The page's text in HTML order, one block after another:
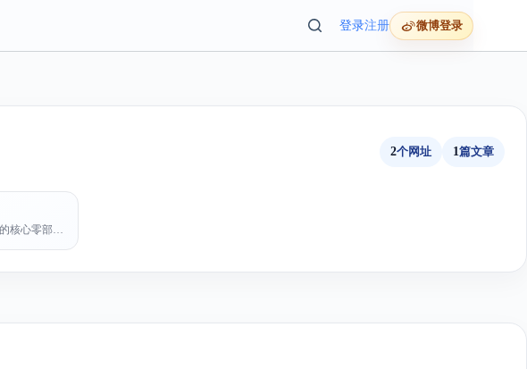
登录注册 微博登录
2个网址 1篇文章
人形机器人领域的核心零部件供应商，专注高自由度灵巧手、高扭矩密度...